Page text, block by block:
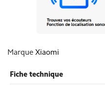
Marque Xiaomi
Fiche technique